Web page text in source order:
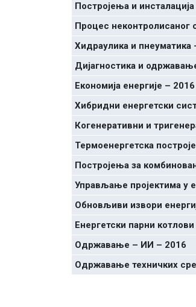
Постројења и
Процес неконтролисаног
Хидраулика и пнеуматика
Дијагностика и
Економија енергије – 2016
Хибридни енергетски
Когенеративни и
Термоенергетска
Постројења за
Управљање пројектима у
Обновљиви извори
Енергетски парни
Одржавање – ИИ – 2016
Одржавање техничких